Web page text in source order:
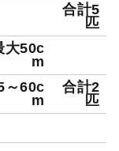
合計5
匹
大50c
m
～60c
m
合計2
匹